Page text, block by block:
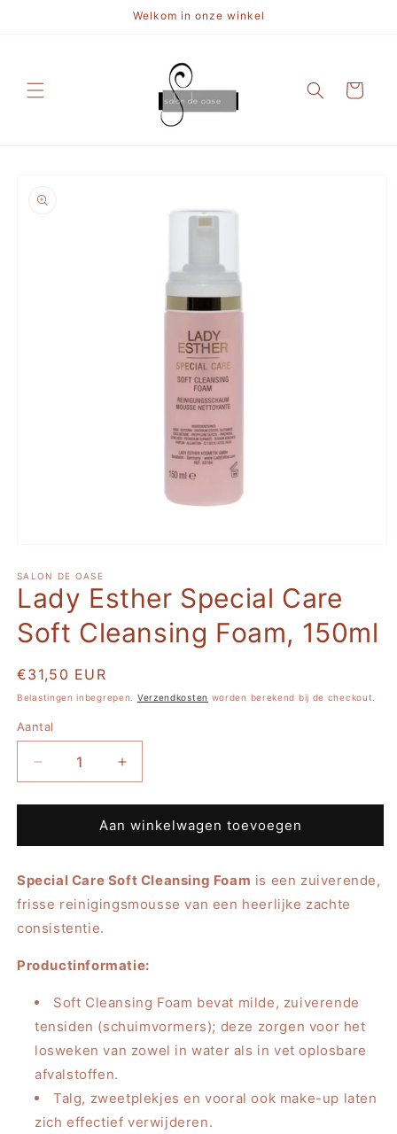
Welkom in onze winkel
Winkelwagen
openen
in
modaal
SALON DE OASE
Lady Esther Special Care
Soft Cleansing Foam, 150ml
Normale
prijs
€31,50 EUR
Belastingen inbegrepen. Verzendkosten worden berekend bij de checkout.
Aantal
Aantal
verlagen
voor
Esther
Care
Soft
Cleansing
Foam,
150ml
Aantal
verhogen
voor
Lady
Esther
Care
Soft
150ml
Aan winkelwagen toevoegen
Special Care Soft Cleansing Foam is een zuiverende,
frisse reinigingsmousse van een heerlijke zachte
consistentie.
Productinformatie:
Soft Cleansing Foam bevat milde, zuiverende
tensiden (schuimvormers); deze zorgen voor het
losweken van zowel in water als in vet oplosbare
afvalstoffen.
Talg, zweetplekjes en vooral ook make-up laten
zich effectief verwijderen.